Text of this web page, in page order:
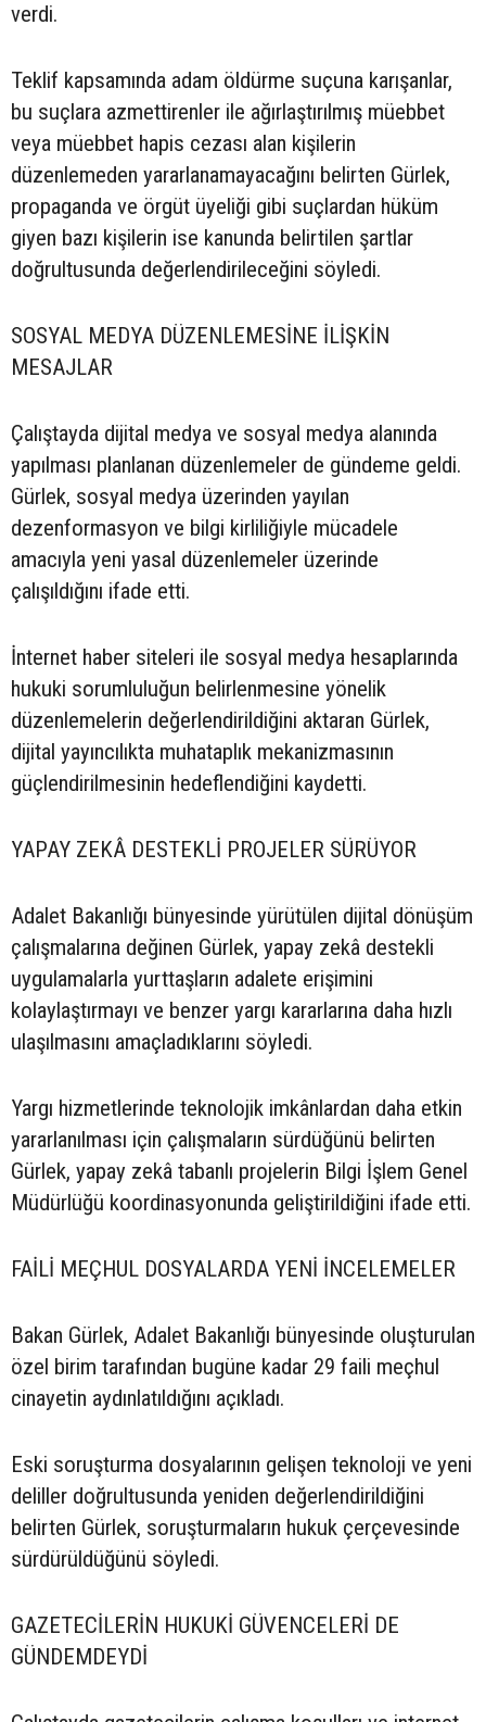
verdi.
Teklif kapsamında adam öldürme suçuna karışanlar,
bu suçlara azmettirenler ile ağırlaştırılmış müebbet
veya müebbet hapis cezası alan kişilerin
düzenlemeden yararlanamayacağını belirten Gürlek,
propaganda ve örgüt üyeliği gibi suçlardan hüküm
giyen bazı kişilerin ise kanunda belirtilen şartlar
doğrultusunda değerlendirileceğini söyledi.
SOSYAL MEDYA DÜZENLEMESİNE İLİŞKİN
MESAJLAR
Çalıştayda dijital medya ve sosyal medya alanında
yapılması planlanan düzenlemeler de gündeme geldi.
Gürlek, sosyal medya üzerinden yayılan
dezenformasyon ve bilgi kirliliğiyle mücadele
amacıyla yeni yasal düzenlemeler üzerinde
çalışıldığını ifade etti.
İnternet haber siteleri ile sosyal medya hesaplarında
hukuki sorumluluğun belirlenmesine yönelik
düzenlemelerin değerlendirildiğini aktaran Gürlek,
dijital yayıncılıkta muhataplık mekanizmasının
güçlendirilmesinin hedeflendiğini kaydetti.
YAPAY ZEKÂ DESTEKLİ PROJELER SÜRÜYOR
Adalet Bakanlığı bünyesinde yürütülen dijital dönüşüm
çalışmalarına değinen Gürlek, yapay zekâ destekli
uygulamalarla yurttaşların adalete erişimini
kolaylaştırmayı ve benzer yargı kararlarına daha hızlı
ulaşılmasını amaçladıklarını söyledi.
Yargı hizmetlerinde teknolojik imkânlardan daha etkin
yararlanılması için çalışmaların sürdüğünü belirten
Gürlek, yapay zekâ tabanlı projelerin Bilgi İşlem Genel
Müdürlüğü koordinasyonunda geliştirildiğini ifade etti.
FAİLİ MEÇHUL DOSYALARDA YENİ İNCELEMELER
Bakan Gürlek, Adalet Bakanlığı bünyesinde oluşturulan
özel birim tarafından bugüne kadar 29 faili meçhul
cinayetin aydınlatıldığını açıkladı.
Eski soruşturma dosyalarının gelişen teknoloji ve yeni
deliller doğrultusunda yeniden değerlendirildiğini
belirten Gürlek, soruşturmaların hukuk çerçevesinde
sürdürüldüğünü söyledi.
GAZETECİLERİN HUKUKİ GÜVENCELERİ DE
GÜNDEMDEYDİ